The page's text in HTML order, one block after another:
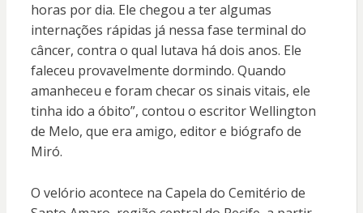
horas por dia. Ele chegou a ter algumas
internações rápidas já nessa fase terminal do
câncer, contra o qual lutava há dois anos. Ele
faleceu provavelmente dormindo. Quando
amanheceu e foram checar os sinais vitais, ele
tinha ido a óbito”, contou o escritor Wellington
de Melo, que era amigo, editor e biógrafo de
Miró.
O velório acontece na Capela do Cemitério de